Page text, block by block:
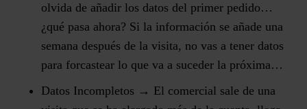
olvida de añadir los datos del primer pedido…
¿qué pasa ahora? Si la información se añade una
semana después de la visita, no vas a tener datos
para forcastear lo que va a suceder la próxima…
Datos Incompletos → El comercial sale de una